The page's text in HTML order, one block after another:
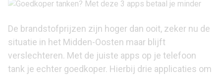
De brandstofprijzen zijn hoger dan ooit, zeker nu de
situatie in het Midden-Oosten maar blijft
verslechteren. Met de juiste apps op je telefoon
tank je echter goedkoper. Hierbij drie applicaties om